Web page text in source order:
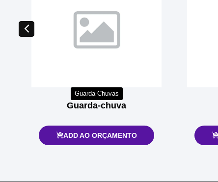
Guarda-Chuvas
Guarda-chuva
ADD AO ORÇAMENTO